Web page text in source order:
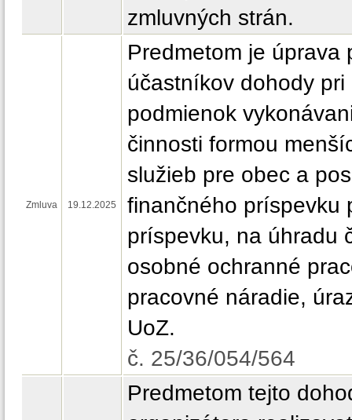
zmluvných strán.
Zmluva 19.12.2025
Predmetom je úprava
účastníkov dohody
podmienok
činnosti formou
služieb pre obec a
finančného príspevku
príspevku, na úhradu
osobné ochranné
pracovné náradie,
UoZ.
č. 25/36/054/564
Predmetom tejto